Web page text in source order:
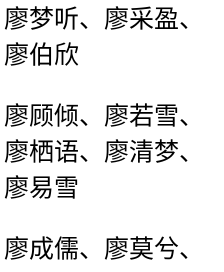
廖梦听、廖采盈、
廖伯欣
廖顾倾、廖若雪、
廖栖语、廖清梦、
廖易雪
廖成儒、廖莫兮、